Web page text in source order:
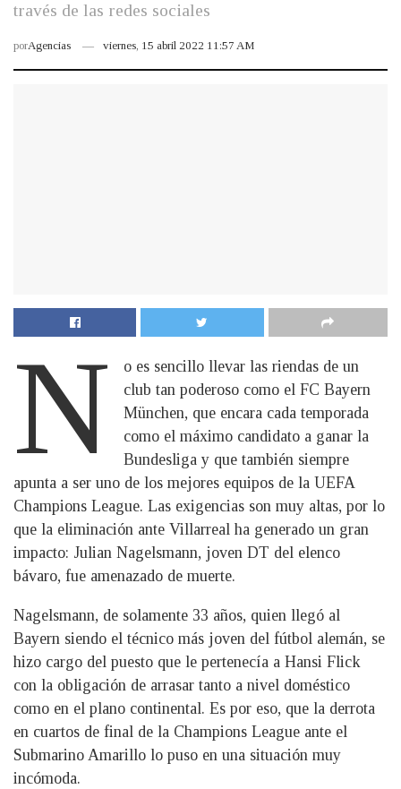
través de las redes sociales
porAgencias viernes, 15 abril 2022 11:57 AM
N
o es sencillo llevar las riendas de un
club tan poderoso como el FC Bayern
München, que encara cada temporada
como el máximo candidato a ganar la
Bundesliga y que también siempre
apunta a ser uno de los mejores equipos de la UEFA
Champions League. Las exigencias son muy altas, por lo
que la eliminación ante Villarreal ha generado un gran
impacto: Julian Nagelsmann, joven DT del elenco
bávaro, fue amenazado de muerte.
Nagelsmann, de solamente 33 años, quien llegó al
Bayern siendo el técnico más joven del fútbol alemán, se
hizo cargo del puesto que le pertenecía a Hansi Flick
con la obligación de arrasar tanto a nivel doméstico
como en el plano continental. Es por eso, que la derrota
en cuartos de final de la Champions League ante el
Submarino Amarillo lo puso en una situación muy
incómoda.